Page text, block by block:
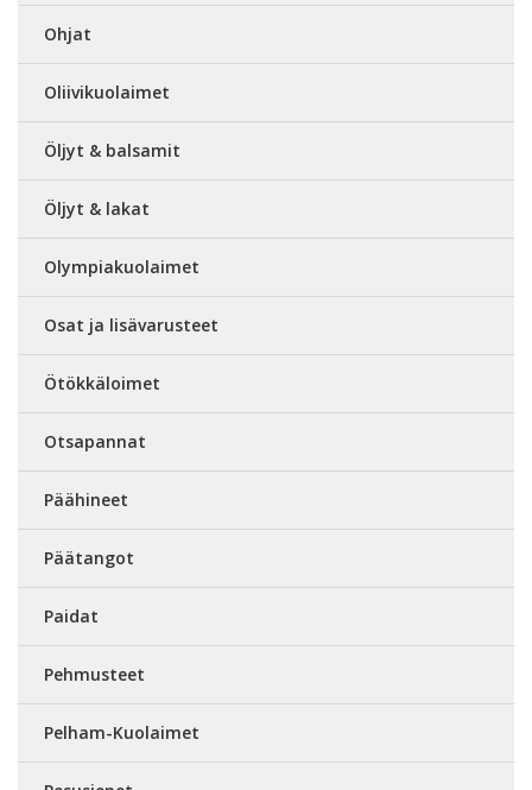
Ohjat
Oliivikuolaimet
Öljyt & balsamit
Öljyt & lakat
Olympiakuolaimet
Osat ja lisävarusteet
Ötökkäloimet
Otsapannat
Päähineet
Päätangot
Paidat
Pehmusteet
Pelham-Kuolaimet